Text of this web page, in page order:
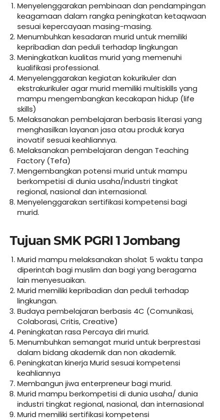
Menyelenggarakan pembinaan dan pendampingan
keagamaan dalam rangka peningkatan ketaqwaan
sesuai kepercayaan masing-masing.
Menumbuhkan kesadaran murid untuk memiliki
kepribadian dan peduli terhadap lingkungan
Meningkatkan kualitas murid yang memenuhi
kualifikasi professional.
Menyelenggarakan kegiatan kokurikuler dan
ekstrakurikuler agar murid memiliki multiskills yang
mampu mengembangkan kecakapan hidup (life
skills)
Melaksanakan pembelajaran berbasis literasi yang
menghasilkan layanan jasa atau produk karya
inovatif sesuai keahliannya.
Melaksanakan pembelajaran dengan Teaching
Factory (Tefa)
Mengembangkan potensi murid untuk mampu
berkompetisi di dunia usaha/industri tingkat
regional, nasional dan internasional.
Menyelenggarakan sertifikasi kompetensi bagi
murid.
Tujuan SMK PGRI 1 Jombang
Murid mampu melaksanakan sholat 5 waktu tanpa
diperintah bagi muslim dan bagi yang beragama
lain menyesuaikan.
Murid memiliki kepribadian dan peduli terhadap
lingkungan.
Budaya pembelajaran berbasis 4C (Comunikasi,
Colaborasi, Critis, Creative)
Peningkatan rasa Percaya diri murid.
Menumbuhkan semangat murid untuk berprestasi
dalam bidang akademik dan non akademik.
Peningkatan kinerja Murid sesuai kompetensi
keahliannya
Membangun jiwa enterpreneur bagi murid.
Murid mampu berkompetisi di dunia usaha/ dunia
industri tingkat regional, nasional, dan internasional
Murid memiliki sertifikasi kompetensi